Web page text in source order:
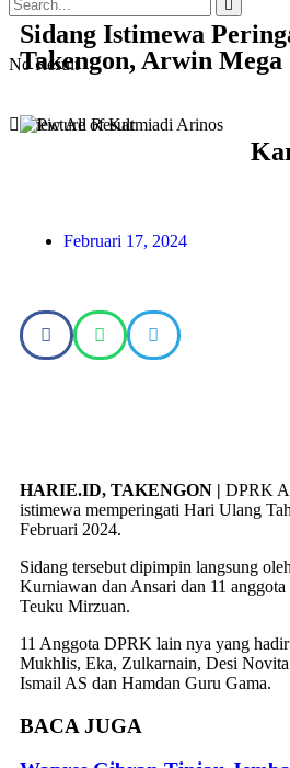
No Result
View All Result
Sidang Istimewa
Takengon, Arwin Mega
Februari 17, 2024
HARIE.ID, TAKENGON | DPRK
istimewa memperingati Hari Ulang
Februari 2024.
Sidang tersebut dipimpin langsung
Kurniawan dan Ansari dan 11
Teuku Mirzuan.
11 Anggota DPRK lain nya yang
Mukhlis, Eka, Zulkarnain, Desi
Ismail AS dan Hamdan Guru Gama.
BACA JUGA